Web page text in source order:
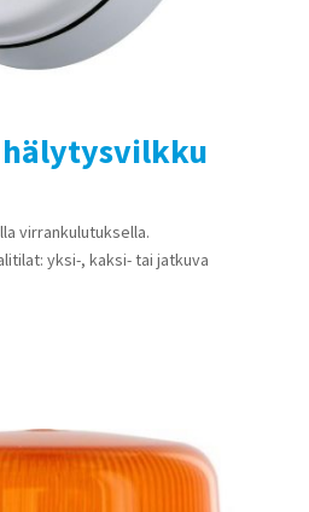
hälytysvilkku
virrankulutuksella.
yksi-, kaksi- tai jatkuva